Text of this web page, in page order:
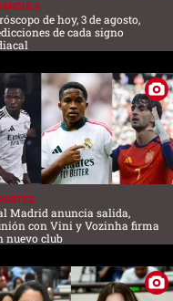
de hoy, 3 de agosto,
de cada signo
Madrid anuncia salida,
con Vini y Vozinha firma
nuevo club